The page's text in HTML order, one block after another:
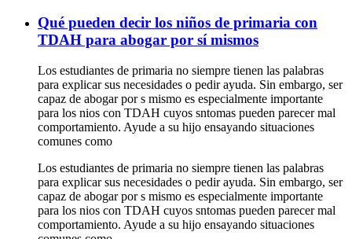
Qué pueden decir los niños de primaria con
TDAH para abogar por sí mismos
Los estudiantes de primaria no siempre tienen las palabras
para explicar sus necesidades o pedir ayuda. Sin embargo, ser
capaz de abogar por s mismo es especialmente importante
para los nios con TDAH cuyos sntomas pueden parecer mal
comportamiento. Ayude a su hijo ensayando situaciones
comunes como
Los estudiantes de primaria no siempre tienen las palabras
para explicar sus necesidades o pedir ayuda. Sin embargo, ser
capaz de abogar por s mismo es especialmente importante
para los nios con TDAH cuyos sntomas pueden parecer mal
comportamiento. Ayude a su hijo ensayando situaciones